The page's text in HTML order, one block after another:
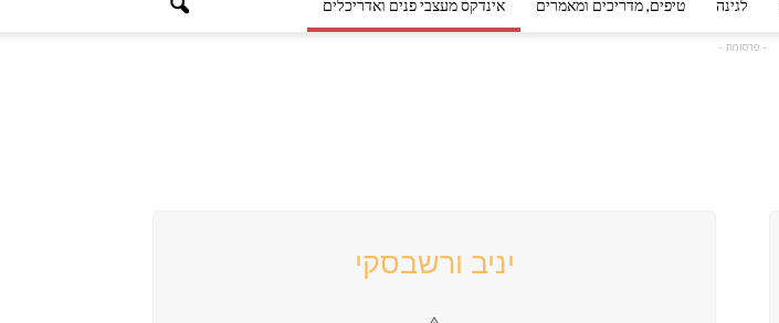
פורטל
לגינה טיפים, מדריכים ומאמרים אינדקס מעצבי פנים ואדריכלים
- פרסומת -
יניב ורשבסקי